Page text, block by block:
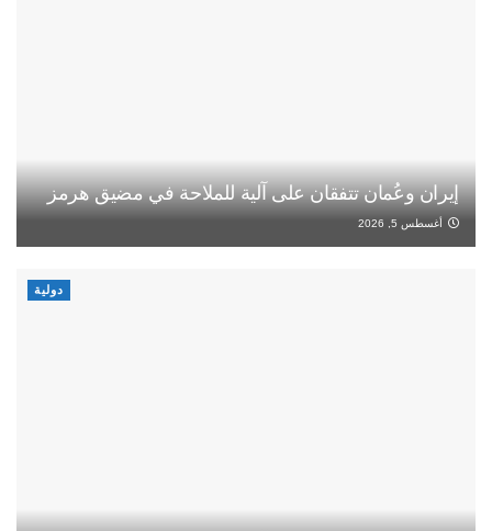
إيران وعُمان تتفقان على آلية للملاحة في مضيق هرمز
أغسطس 5, 2026
دولية